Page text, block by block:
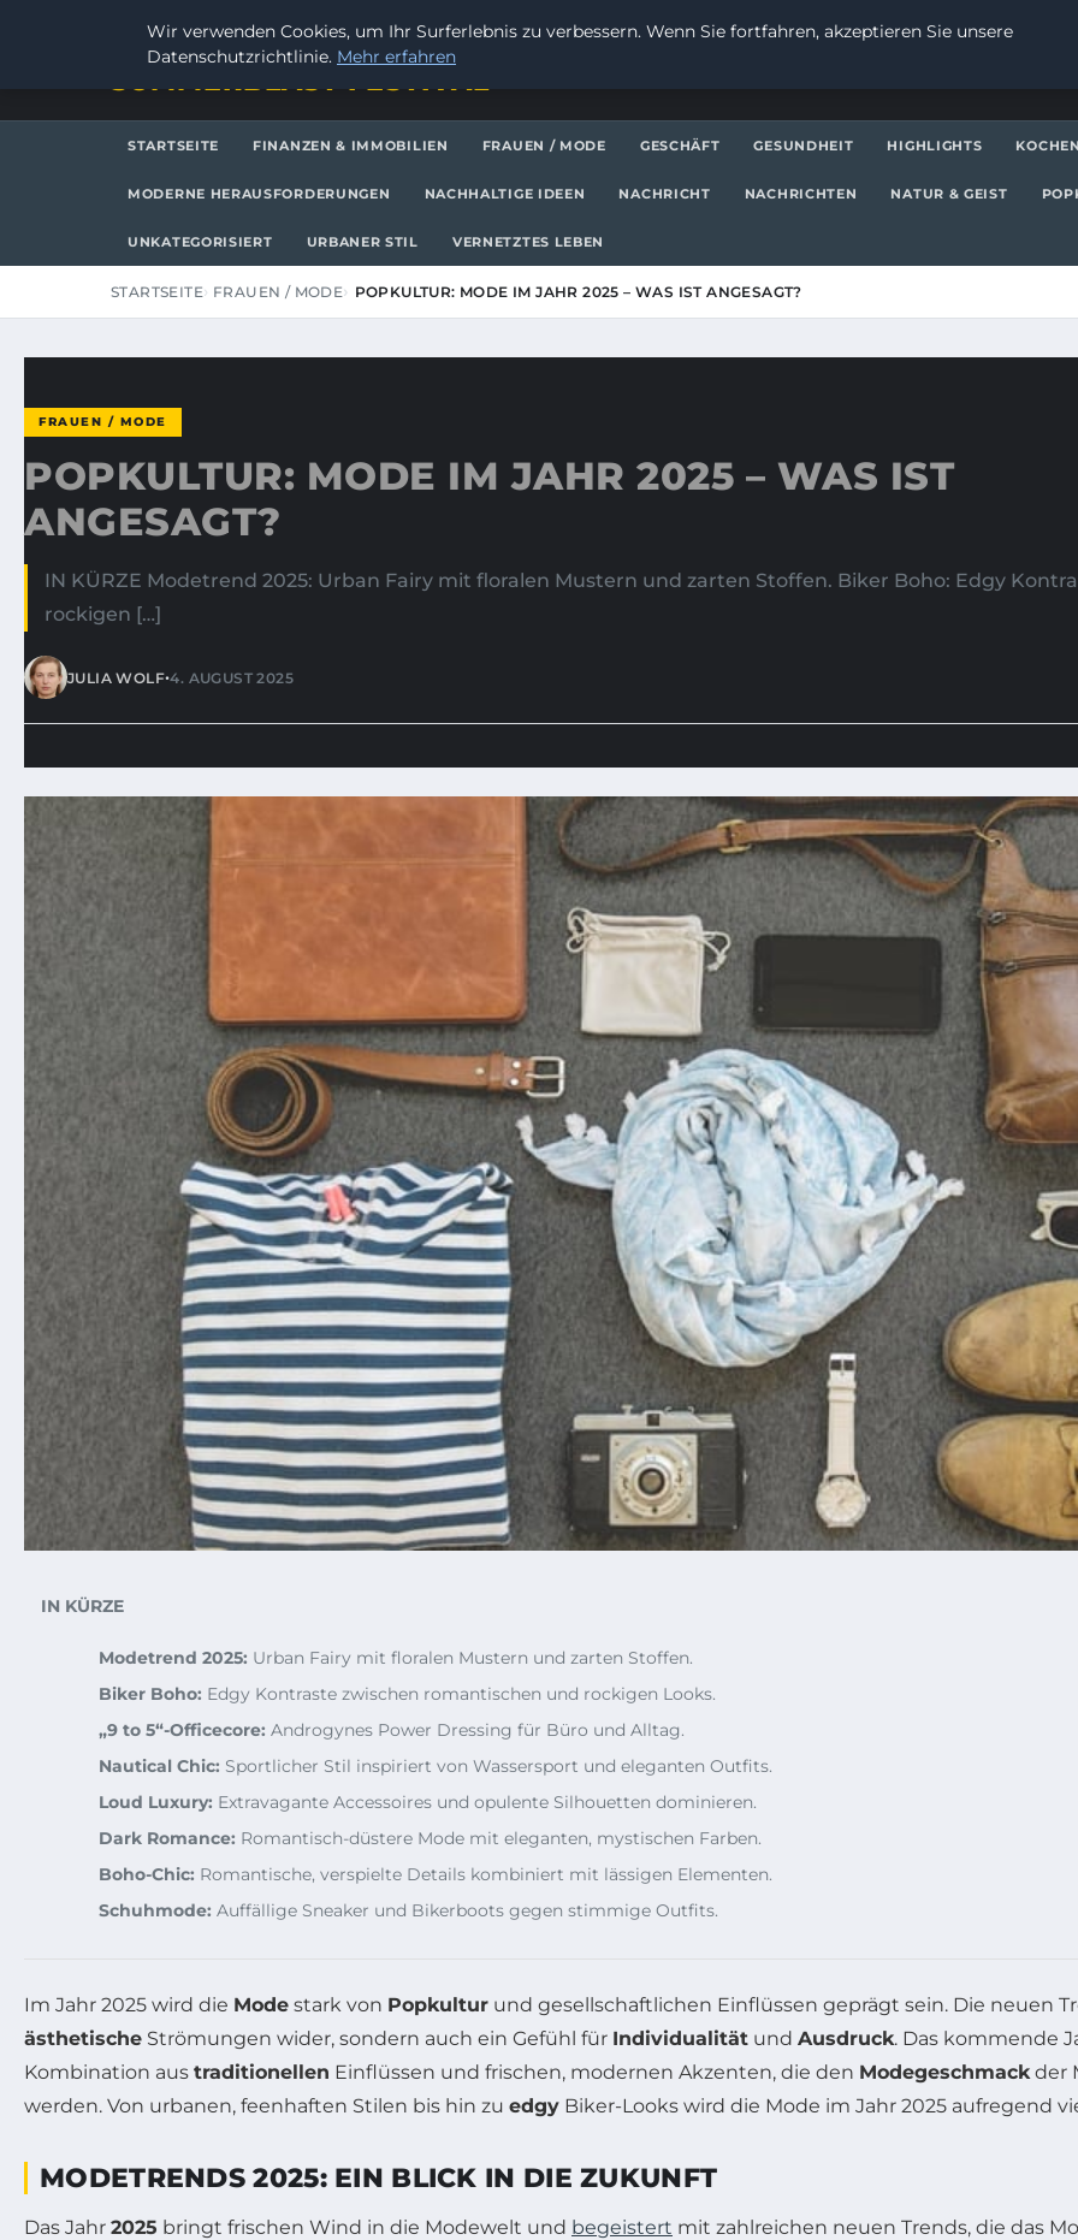
FREITAG, 7. AUGUST 2026
SUMMERBLAST FESTIVAL
STARTSEITE FINANZEN & IMMOBILIEN FRAUEN / MODE GESCHÄFT GESUNDHEIT HIGHLIGHTS
MODERNE HERAUSFORDERUNGEN NACHHALTIGE IDEEN NACHRICHT NACHRICHTEN NATUR & GEIST
UNKATEGORISIERT URBANER STIL VERNETZTES LEBEN
STARTSEITE FRAUEN / MODE POPKULTUR: MODE IM JAHR 2025 – WAS IST ANGESAGT?
FRAUEN / MODE
POPKULTUR: MODE IM JAHR 2025 – WAS IST
ANGESAGT?
IN KÜRZE Modetrend 2025: Urban Fairy mit floralen Mustern und zarten Stoffen. Biker Boho: Edgy
rockigen […]
JULIA WOLF•4. AUGUST 2025
IN KÜRZE
Modetrend 2025: Urban Fairy mit floralen Mustern und zarten Stoffen.
Biker Boho: Edgy Kontraste zwischen romantischen und rockigen Looks.
„9 to 5“-Officecore: Androgynes Power Dressing für Büro und Alltag.
Nautical Chic: Sportlicher Stil inspiriert von Wassersport und eleganten Outfits.
Loud Luxury: Extravagante Accessoires und opulente Silhouetten dominieren.
Dark Romance: Romantisch-düstere Mode mit eleganten, mystischen Farben.
Boho-Chic: Romantische, verspielte Details kombiniert mit lässigen Elementen.
Schuhmode: Auffällige Sneaker und Bikerboots gegen stimmige Outfits.
Im Jahr 2025 wird die Mode stark von Popkultur und gesellschaftlichen Einflüssen geprägt sein. Die neuen
ästhetische Strömungen wider, sondern auch ein Gefühl für Individualität und Ausdruck. Das kommende
Kombination aus traditionellen Einflüssen und frischen, modernen Akzenten, die den Modegeschmackder
werden. Von urbanen, feenhaften Stilen bis hin zu edgy Biker-Looks wird die Mode im Jahr 2025 aufregend
MODETRENDS 2025: EIN BLICK IN DIE ZUKUNFT
Das Jahr 2025 bringt frischen Wind in die Modewelt und begeistert mit zahlreichen neuen Trends, die das
Wir verwenden Cookies, um Ihr Surferlebnis zu verbessern. Wenn Sie fortfahren, akzeptieren Sie unsere
Datenschutzrichtlinie. Mehr erfahren